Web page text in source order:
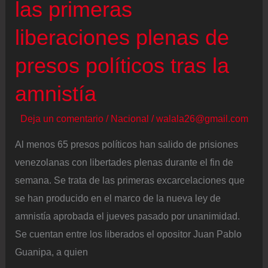
las primeras
liberaciones plenas de
presos políticos tras la
amnistía
Deja un comentario / Nacional /walala26@gmail.com
Al menos 65 presos políticos han salido de prisiones
venezolanas con libertades plenas durante el fin de
semana. Se trata de las primeras excarcelaciones que
se han producido en el marco de la nueva ley de
amnistía aprobada el jueves pasado por unanimidad.
Se cuentan entre los liberados el opositor Juan Pablo
Guanipa, a quien